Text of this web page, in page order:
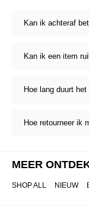
Kan ik achteraf
Kan ik een item
Hoe lang duurt
Hoe retourneer ik
MEER
SHOP ALL NIEUW